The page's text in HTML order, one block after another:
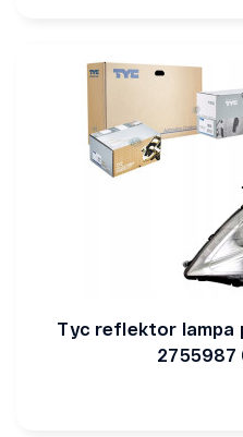
Tyc reflektor lampa